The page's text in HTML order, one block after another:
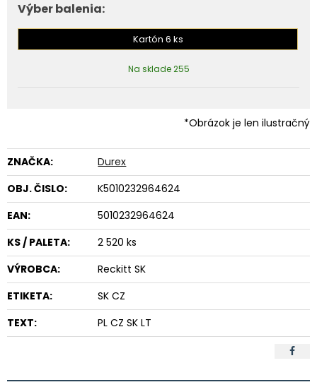
Výber balenia:
Kartón 6 ks
Na sklade 255
*Obrázok je len ilustračný
ZNAČKA:
Durex
OBJ. ČISLO:
K5010232964624
EAN:
5010232964624
KS / PALETA:
2 520 ks
VÝROBCA:
Reckitt SK
ETIKETA:
SK CZ
TEXT:
PL CZ SK LT